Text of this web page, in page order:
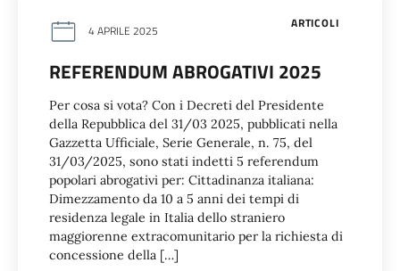
ARTICOLI
4 APRILE 2025
REFERENDUM ABROGATIVI 2025
Per cosa si vota? Con i Decreti del Presidente
della Repubblica del 31/03 2025, pubblicati nella
Gazzetta Ufficiale, Serie Generale, n. 75, del
31/03/2025, sono stati indetti 5 referendum
popolari abrogativi per: Cittadinanza italiana:
Dimezzamento da 10 a 5 anni dei tempi di
residenza legale in Italia dello straniero
maggiorenne extracomunitario per la richiesta di
concessione della […]